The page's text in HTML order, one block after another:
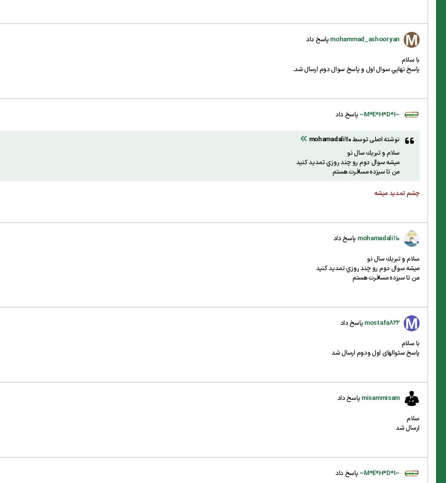
mohammad_ashooryan پاسخ داد
با سلام
پاسخ نهايي سوال اول و پاسخ سوال دوم ارسال شد.
~M*E*H*D*I~ پاسخ داد
نوشته اصلی توسطmohamadali110
سلام و تبريك سال نو
ميشه سوال دوم رو چند روزي تمديد كنيد
من تا سيزده مسافرت هستم
چشم تمدید میشه
mohamadali110 پاسخ داد
سلام و تبريك سال نو
ميشه سوال دوم رو چند روزي تمديد كنيد
من تا سيزده مسافرت هستم
mostafa822 پاسخ داد
با سلام
پاسخ سئوالهای اول ودوم ارسال شد
misammisam پاسخ داد
سلام
ارسال شد
~M*E*H*D*I~ پاسخ داد